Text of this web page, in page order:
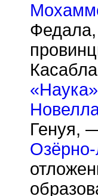
Федала,
«Наука»
Генуя,